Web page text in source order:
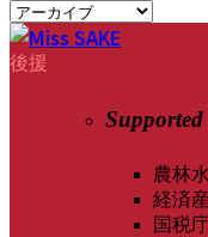
後援
Supported
農林
経済
国税